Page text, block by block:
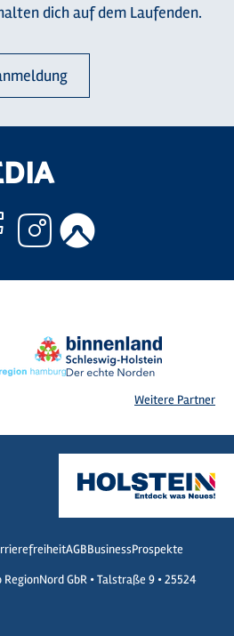
dich auf dem Laufenden.
Facebook
Instagram
Weitere Partner
AGBBusinessProspekte
GbR • Talstraße 9 • 25524